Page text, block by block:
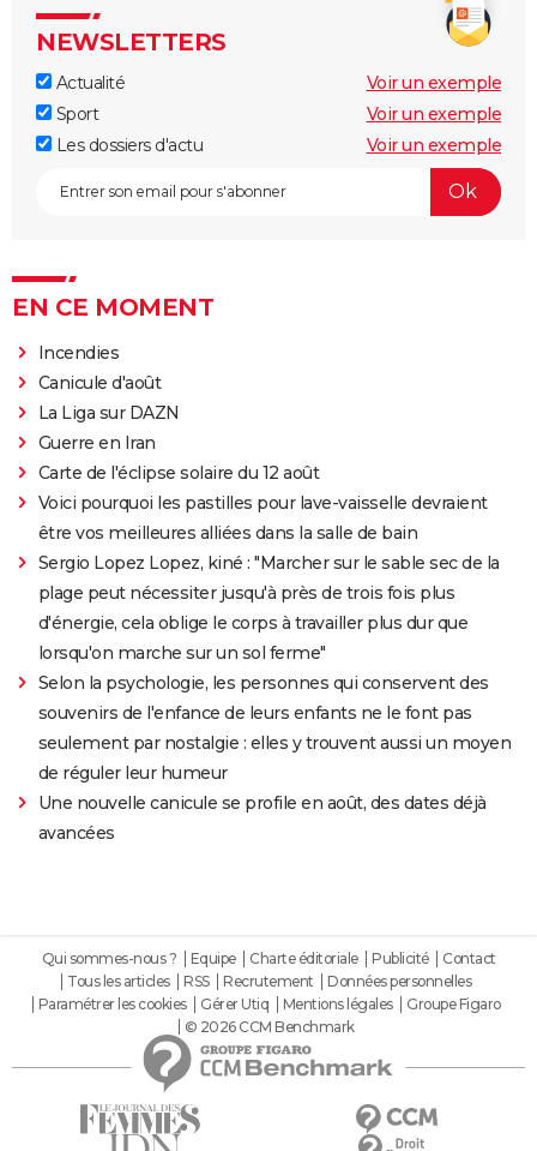
NEWSLETTERS
Actualité
Voir un exemple
Sport
Voir un exemple
Les dossiers d'actu
Voir un exemple
EN CE MOMENT
Incendies
Canicule d'août
La Liga sur DAZN
Guerre en Iran
Carte de l'éclipse solaire du 12 août
Voici pourquoi les pastilles pour lave-vaisselle devraient
être vos meilleures alliées dans la salle de bain
Sergio Lopez Lopez, kiné : "Marcher sur le sable sec de la
plage peut nécessiter jusqu'à près de trois fois plus
d'énergie, cela oblige le corps à travailler plus dur que
lorsqu'on marche sur un sol ferme"
Selon la psychologie, les personnes qui conservent des
souvenirs de l'enfance de leurs enfants ne le font pas
seulement par nostalgie : elles y trouvent aussi un moyen
de réguler leur humeur
Une nouvelle canicule se profile en août, des dates déjà
avancées
Qui sommes-nous ? Equipe Charte éditoriale Publicité
Contact
Tous les articles
RSS Recrutement
Données personnelles
Paramétrer les cookies
Gérer Utiq Mentions légales
Groupe Figaro
© 2026 CCM Benchmark